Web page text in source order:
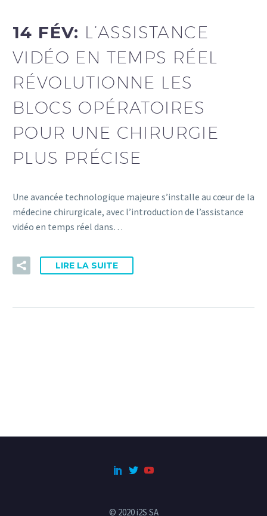
14 FÉV: L’ASSISTANCE
VIDÉO EN TEMPS RÉEL
RÉVOLUTIONNE LES
BLOCS OPÉRATOIRES
POUR UNE CHIRURGIE
PLUS PRÉCISE
Une avancée technologique majeure s’installe au cœur de la
médecine chirurgicale, avec l’introduction de l’assistance
vidéo en temps réel dans…
LIRE LA SUITE
© 2020 i2S SA